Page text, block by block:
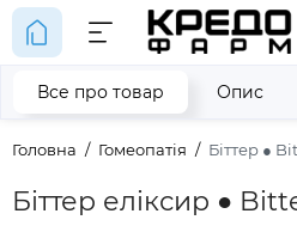
Головна Гомеопатія Біттер ●
Біттер еліксир ●
Все про товар Опис